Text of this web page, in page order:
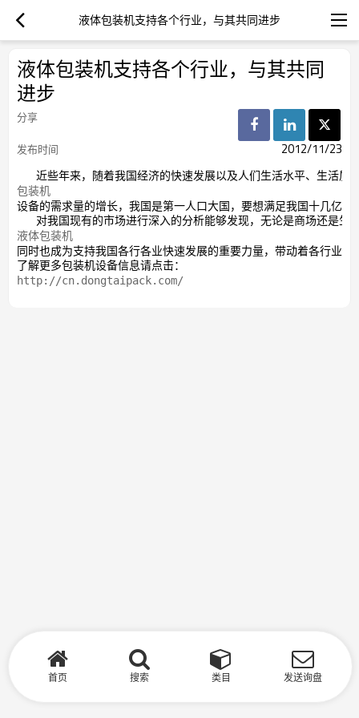
液体包装机支持各个行业，与其共同进步
液体包装机支持各个行业，与其共同
进步
分享
发布时间
2012/11/23
近些年来，随着我国经济的快速发展以及人们生活水平、生活质
包装机
设备的需求量的增长，我国是第一人口大国，要想满足我国十几亿
对我国现有的市场进行深入的分析能够发现，无论是商场还是生
液体包装机
同时也成为支持我国各行各业快速发展的重要力量，带动着各行业
了解更多包装机设备信息请点击：
首页 搜索 类目 发送询盘